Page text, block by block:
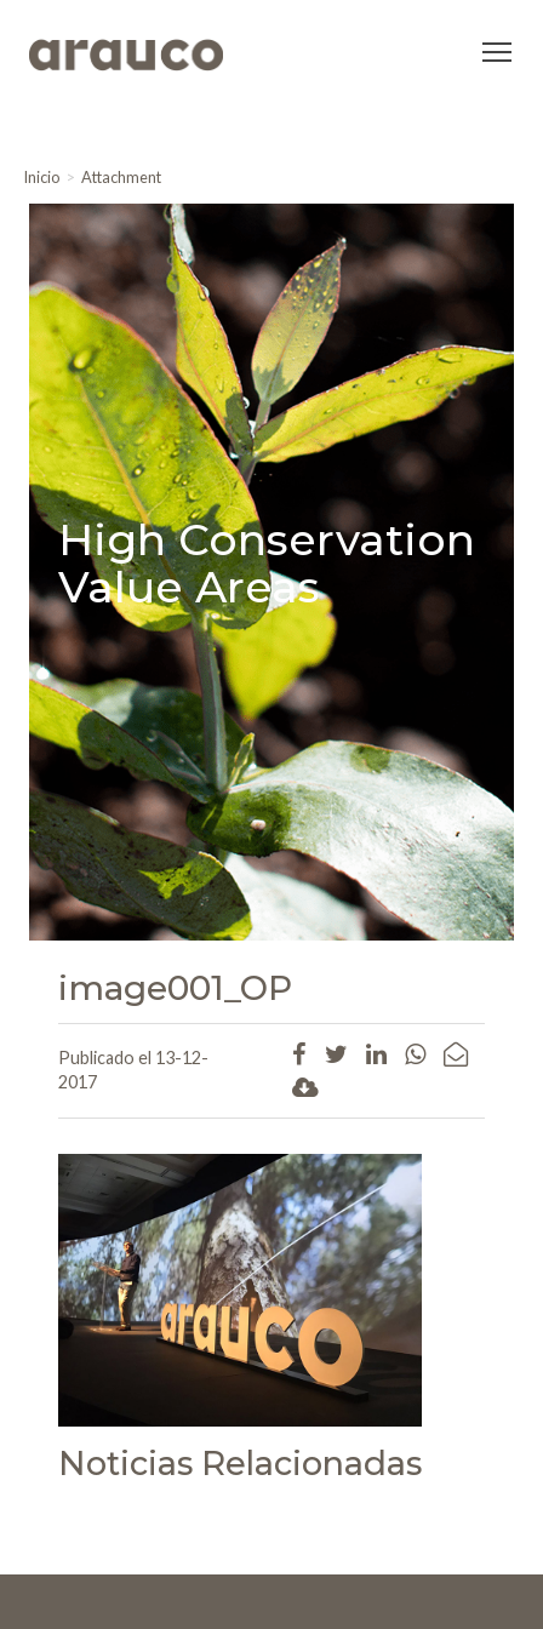
Inicio Attachment
High Conservation
Value Areas
image001_OP
Publicado el 13-12-
2017
Noticias Relacionadas